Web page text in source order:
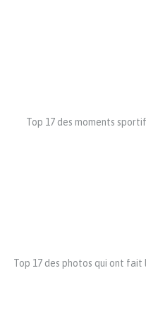
Top 17 des moments
Top 17 des photos qui ont